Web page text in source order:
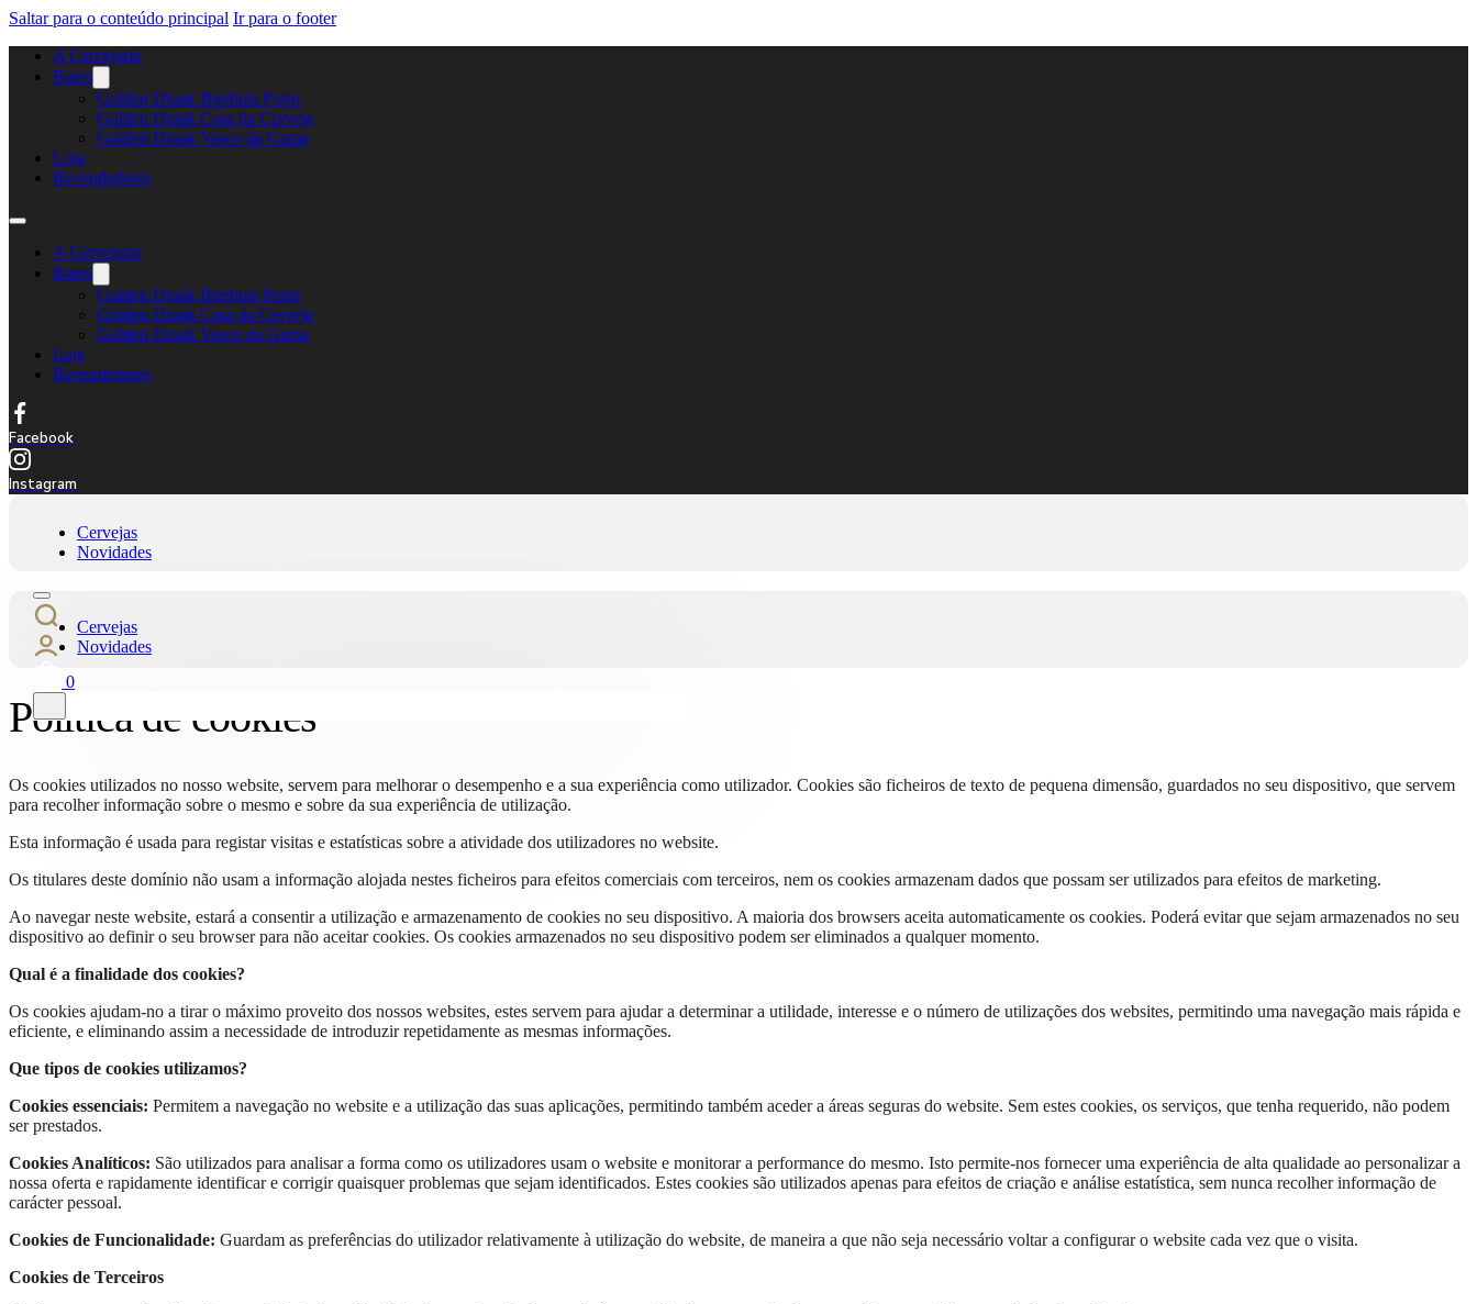
Saltar para o conteúdo principal Ir para o footer
A Cervejaria
Bares
Gulden Draak Bierhuis Porto
Gulden Draak Casa da Cerveja
Gulden Draak Vasco da Gama
Loja
Revendedores
A Cervejaria
Bares
Gulden Draak Bierhuis Porto
Gulden Draak Casa da Cerveja
Gulden Draak Vasco da Gama
Loja
Revendedores
Facebook
Instagram
Cervejas
Novidades
Cervejas
Novidades
0
Política de cookies
Os cookies utilizados no nosso website, servem para melhorar o desempenho e a sua experiência como utilizador. Cookies são ficheiros de texto de pequena dimensão, guardados no seu dispositivo, que servem
para recolher informação sobre o mesmo e sobre da sua experiência de utilização.
Esta informação é usada para registar visitas e estatísticas sobre a atividade dos utilizadores no website.
Os titulares deste domínio não usam a informação alojada nestes ficheiros para efeitos comerciais com terceiros, nem os cookies armazenam dados que possam ser utilizados para efeitos de marketing.
Ao navegar neste website, estará a consentir a utilização e armazenamento de cookies no seu dispositivo. A maioria dos browsers aceita automaticamente os cookies. Poderá evitar que sejam armazenados no seu
dispositivo ao definir o seu browser para não aceitar cookies. Os cookies armazenados no seu dispositivo podem ser eliminados a qualquer momento.
Qual é a finalidade dos cookies?
Os cookies ajudam-no a tirar o máximo proveito dos nossos websites, estes servem para ajudar a determinar a utilidade, interesse e o número de utilizações dos websites, permitindo uma navegação mais rápida e
eficiente, e eliminando assim a necessidade de introduzir repetidamente as mesmas informações.
Que tipos de cookies utilizamos?
Cookies essenciais: Permitem a navegação no website e a utilização das suas aplicações, permitindo também aceder a áreas seguras do website. Sem estes cookies, os serviços, que tenha requerido, não podem
ser prestados.
Cookies Analíticos: São utilizados para analisar a forma como os utilizadores usam o website e monitorar a performance do mesmo. Isto permite-nos fornecer uma experiência de alta qualidade ao personalizar a
nossa oferta e rapidamente identificar e corrigir quaisquer problemas que sejam identificados. Estes cookies são utilizados apenas para efeitos de criação e análise estatística, sem nunca recolher informação de
carácter pessoal.
Cookies de Funcionalidade: Guardam as preferências do utilizador relativamente à utilização do website, de maneira a que não seja necessário voltar a configurar o website cada vez que o visita.
Cookies de Terceiros